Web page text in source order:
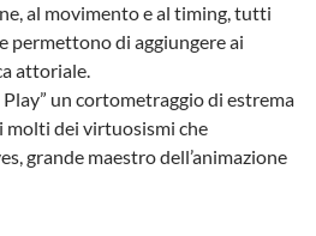
al movimento e al timing, tutti
permettono di aggiungere ai
attoriale.
un cortometraggio di estrema
molti dei virtuosismi che
grande maestro dell’animazione